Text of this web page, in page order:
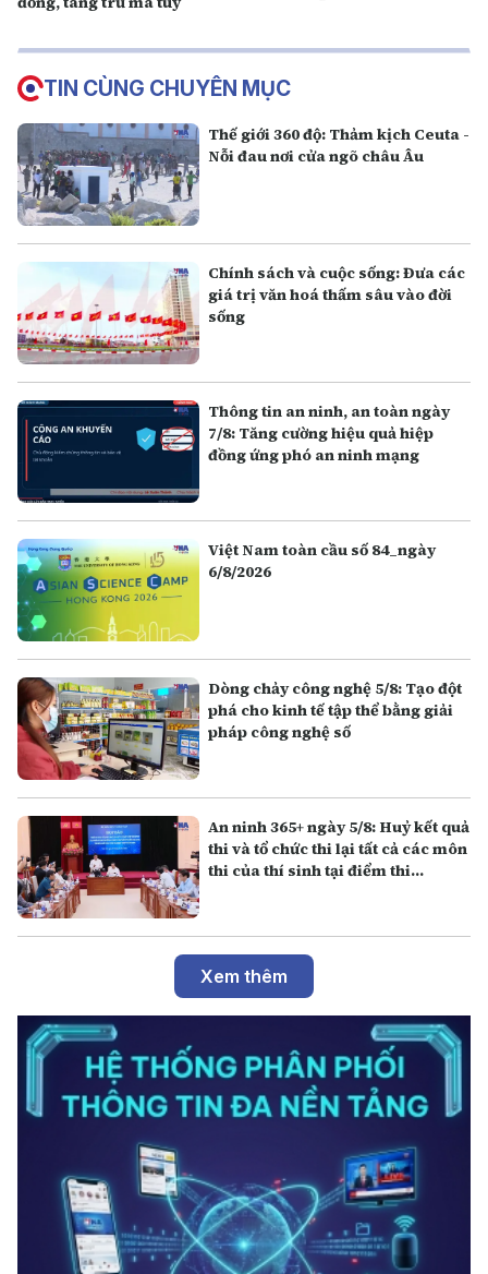
TIN CÙNG CHUYÊN MỤC
Thế giới 360 độ: Thảm kịch Ceuta -
Nỗi đau nơi cửa ngõ châu Âu
Chính sách và cuộc sống: Đưa các
giá trị văn hoá thấm sâu vào đời
sống
Thông tin an ninh, an toàn ngày
7/8: Tăng cường hiệu quả hiệp
đồng ứng phó an ninh mạng
Việt Nam toàn cầu số 84_ngày
6/8/2026
Dòng chảy công nghệ 5/8: Tạo đột
phá cho kinh tế tập thể bằng giải
pháp công nghệ số
An ninh 365+ ngày 5/8: Huỷ kết quả
thi và tổ chức thi lại tất cả các môn
thi của thí sinh tại điểm thi
Xem thêm